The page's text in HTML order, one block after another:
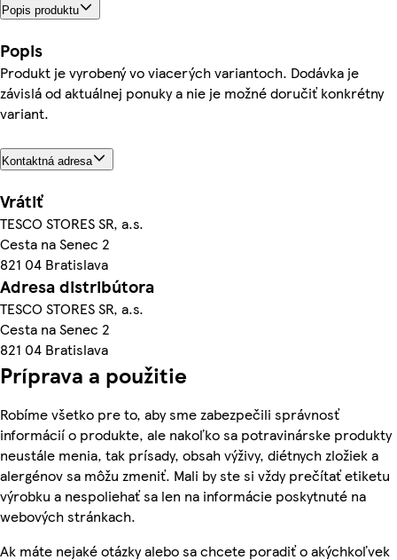
Popis produktu
Popis
Produkt je vyrobený vo viacerých variantoch. Dodávka je
závislá od aktuálnej ponuky a nie je možné doručiť konkrétny
variant.
Kontaktná adresa
Vrátiť
TESCO STORES SR, a.s.
Cesta na Senec 2
821 04 Bratislava
Adresa distribútora
TESCO STORES SR, a.s.
Cesta na Senec 2
821 04 Bratislava
Príprava a použitie
Robíme všetko pre to, aby sme zabezpečili správnosť
informácií o produkte, ale nakoľko sa potravinárske produkty
neustále menia, tak prísady, obsah výživy, diétnych zložiek a
alergénov sa môžu zmeniť. Mali by ste si vždy prečítať etiketu
výrobku a nespoliehať sa len na informácie poskytnuté na
webových stránkach.
Ak máte nejaké otázky alebo sa chcete poradiť o akýchkoľvek